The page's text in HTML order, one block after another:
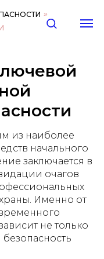
»
из наиболее
начального
заключается в
очагов
Именно от
не только